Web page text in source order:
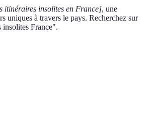
itinéraires insolites en France], une
uniques à travers le pays. Recherchez sur
France".